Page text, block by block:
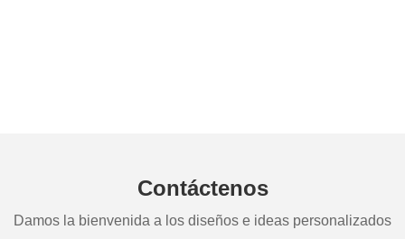
Contáctenos
Damos la bienvenida a los diseños e ideas personalizados